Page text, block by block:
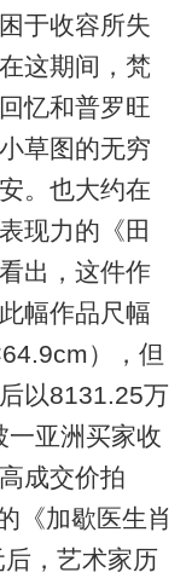
于收容所失
这期间，梵
忆和普罗旺
草图的无穷
。也大约在
现力的《田
出，这件作
幅作品尺幅
），但
以8131.25万
一亚洲买家收
成交价拍
《加歇医生肖
，艺术家历